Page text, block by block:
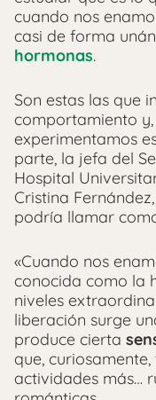
cuando nos
casi de forma
hormonas.
Son estas las que
comportamiento
experimentamos
parte, la jefa del
Hospital
Cristina
podría llamar
«Cuando nos
conocida como la
niveles
liberación surge
produce cierta
que,
actividades más…